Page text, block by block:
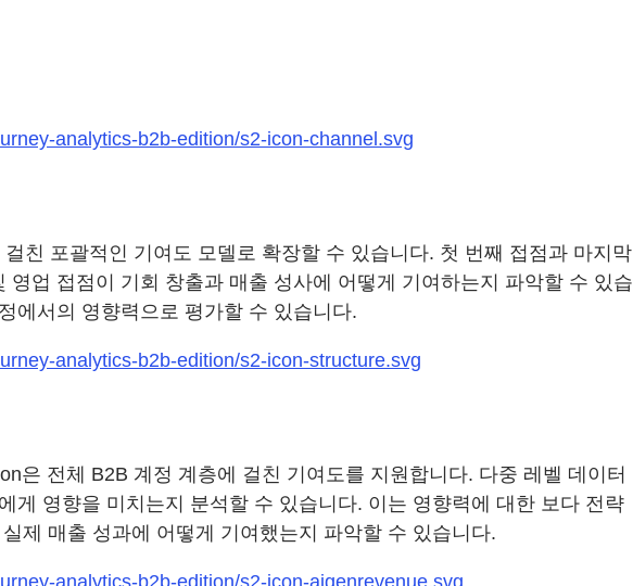
analytics-b2b-edition/s2-icon-channel.svg
친 포괄적인 기여도 모델로 확장할 수 있습니다. 첫 번째 접점과 마지막
업 접점이 기회 창출과 매출 성사에 어떻게 기여하는지 파악할 수 있습
에서의 영향력으로 평가할 수 있습니다.
analytics-b2b-edition/s2-icon-structure.svg
은 전체 B2B 계정 계층에 걸친 기여도를 지원합니다. 다중 레벨 데이터
영향을 미치는지 분석할 수 있습니다. 이는 영향력에 대한 보다 전략
제 매출 성과에 어떻게 기여했는지 파악할 수 있습니다.